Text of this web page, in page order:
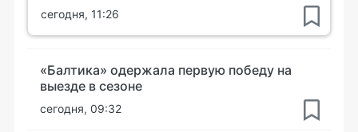
сегодня, 11:26
«Балтика» одержала первую победу на
выезде в сезоне
сегодня, 09:32